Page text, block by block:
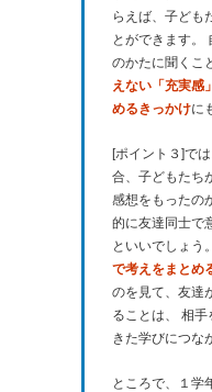
らえば、子ども
とができます。
のかたに聞くこ
えない「充実感
めるきっかけに
[ポイント３]で
合、子どもたち
感想をもったの
的に友達同士で
といいでしょう。
で考えをまとめ
のを見て、友達
ることは、 相
きた学びにつな
ところで、１学